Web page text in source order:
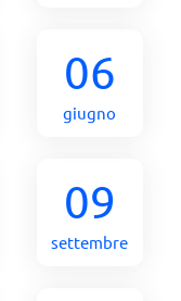
06
giugno
09
settembre